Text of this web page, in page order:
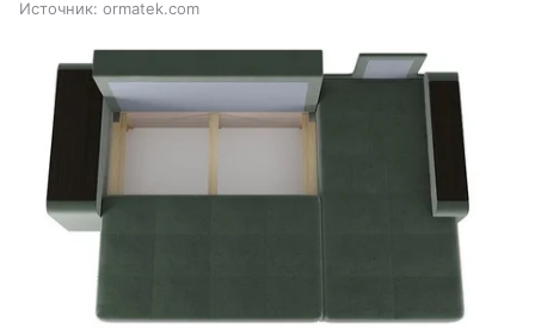
Источник: ormatek.com